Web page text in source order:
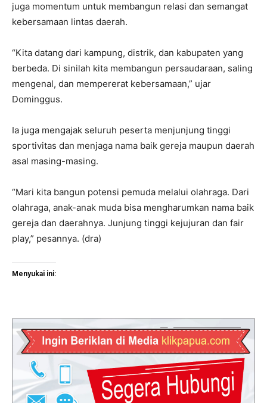
juga momentum untuk membangun relasi dan semangat
kebersamaan lintas daerah.
“Kita datang dari kampung, distrik, dan kabupaten yang
berbeda. Di sinilah kita membangun persaudaraan, saling
mengenal, dan mempererat kebersamaan,” ujar
Dominggus.
Ia juga mengajak seluruh peserta menjunjung tinggi
sportivitas dan menjaga nama baik gereja maupun daerah
asal masing-masing.
“Mari kita bangun potensi pemuda melalui olahraga. Dari
olahraga, anak-anak muda bisa mengharumkan nama baik
gereja dan daerahnya. Junjung tinggi kejujuran dan fair
play,” pesannya. (dra)
Menyukai ini: